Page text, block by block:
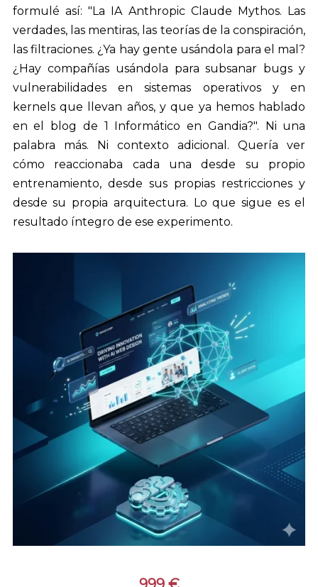
formulé así: "La IA Anthropic Claude Mythos. Las
verdades, las mentiras, las teorías de la conspiración,
las filtraciones. ¿Ya hay gente usándola para el mal?
¿Hay compañías usándola para subsanar bugs y
vulnerabilidades en sistemas operativos y en
kernels que llevan años, y que ya hemos hablado
en el blog de 1 Informático en Gandia?". Ni una
palabra más. Ni contexto adicional. Quería ver
cómo reaccionaba cada una desde su propio
entrenamiento, desde sus propias restricciones y
desde su propia arquitectura. Lo que sigue es el
resultado íntegro de ese experimento.